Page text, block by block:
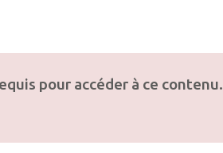
pour accéder à ce contenu.